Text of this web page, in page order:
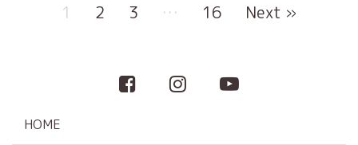
1 2 3 … 16 Next »
HOME